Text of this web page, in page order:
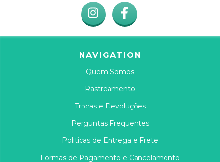
NAVIGATION
Quem Somos
Rastreamento
Trocas e Devoluções
Perguntas Frequentes
Politicas de Entrega e Frete
Formas de Pagamento e Cancelamento